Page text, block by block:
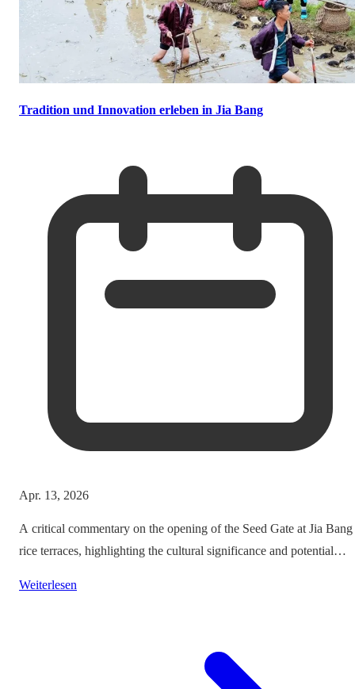
Tradition und Innovation erleben in Jia Bang
Apr. 13, 2026
A critical commentary on the opening of the Seed Gate at Jia Bang
rice terraces, highlighting the cultural significance and potential
Weiterlesen